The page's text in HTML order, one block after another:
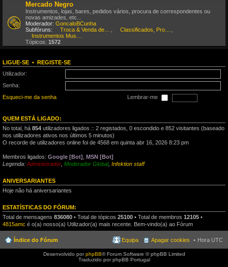
Mercado Negro
Instrumentos, lojas, bares, pedidos vários, procura de correspondentes ou
novas amizades, etc...
Moderador: GoncaloBCunha
Subfóruns:
Tópicos: 1572
LIGUE-SE • REGISTE-SE
Utilizador:
Senha:
Esqueci-me da senha
Lembrar-me
QUEM ESTÁ LIGADO:
No total, há 854 utilizadores ligados :: 2 registados, 0 escondido e 852 visitantes (baseado
nos utilizadores ativos nos últimos 5 minutos)
O recorde de utilizadores online foi de 4568 em quinta abr 16, 2026 8:23 pm
Membros ligados: Google [Bot] MSN [Bot]
Legenda: Administrador Moderador Global, Infektion staff
ANIVERSARIANTES
Hoje não há aniversariantes
ESTATÍSTICAS DO FÓRUM:
Total de mensagens 836080 • Total de tópicos 25100 • Total de membros 12105 •
4815amc é o(a) nosso(a) Utilizador(a) mais recente. Bem-vindo(a) ao Fórum
Índice do Fórum Hora UTC
Apagar cookies
Equipa
Desenvolvido porphpBB® Forum Software © phpBB Limited
Traduzido por phpBB Portugal